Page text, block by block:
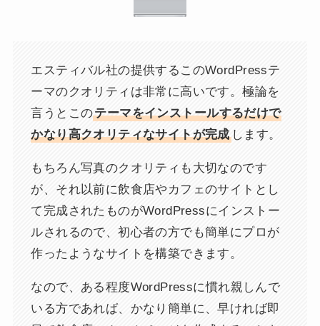
エスティバル社の提供するこのWordPressテ
ーマのクオリティは非常に高いです。極論を
言うとこのテーマをインストールするだけで
かなり高クオリティなサイトが完成します。
もちろん写真のクオリティも大切なのです
が、それ以前に飲食店やカフェのサイトとし
て完成されたものがWordPressにインストー
ルされるので、初心者の方でも簡単にプロが
作ったようなサイトを構築できます。
なので、ある程度WordPressに慣れ親しんで
いる方であれば、かなり簡単に、早ければ即